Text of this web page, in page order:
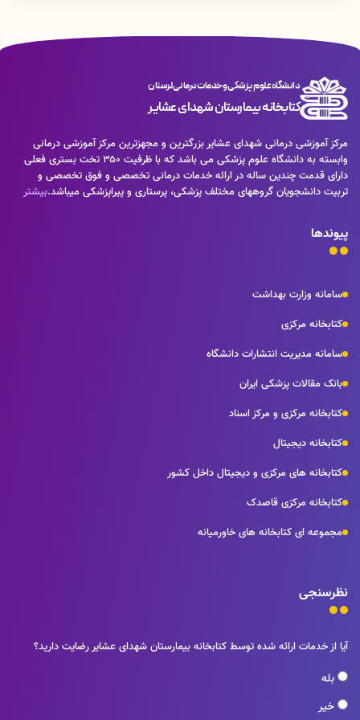
دانشگاه علوم پزشکی و خدمات درمانی لرستان
کتابخانه بیمارستان شهدای عشایر
مرکز آموزشی درمانی شهدای عشایر بزرگترین و مجهزترین مرکز آموزشی درمانی
وابسته به دانشگاه علوم پزشکی می باشد که با ظرفیت ۳۵۰ تخت بستری فعلی
دارای قدمت چندین ساله در ارائه خدمات درمانی تخصصی و فوق تخصصی و
تربیت دانشجویان گروههای مختلف پزشکی، پرستاری و پیراپزشکی میباشد.بیشتر
پیوندها
سامانه وزارت بهداشت
کتابخانه مرکزی
سامانه مدیریت انتشارات دانشگاه
بانک مقالات پزشکی ایران
کتابخانه مرکزی و مرکز اسناد
کتابخانه دیجیتال
کتابخانه های مرکزی و دیجیتال داخل کشور
کتابخانه مرکزی قاصدک
مجموعه ای کتابخانه های خاورمیانه
نظرسنجی
آیا از خدمات ارائه شده توسط کتابخانه بیمارستان شهدای عشایر رضایت دارید؟
بله
خیر